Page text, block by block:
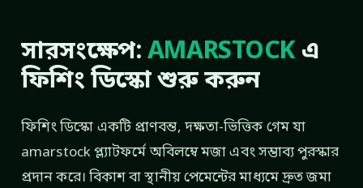
সারসংক্ষেপ: AMARSTOCKএ
ফিশিং ডিস্কো শুরু করুন
ফিশিং ডিস্কো একটি প্রাণবন্ত, দক্ষতা-ভিত্তিক গেম যা
amarstock প্ল্যাটফর্মে অবিলম্বে মজা এবং সম্ভাব্য পুরস্কার
প্রদান করে। বিকাশ বা স্থানীয় পেমেন্টের মাধ্যমে দ্রুত জমা